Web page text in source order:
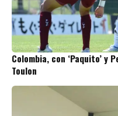
Colombia, con ‘Paquito’ y
Toulon